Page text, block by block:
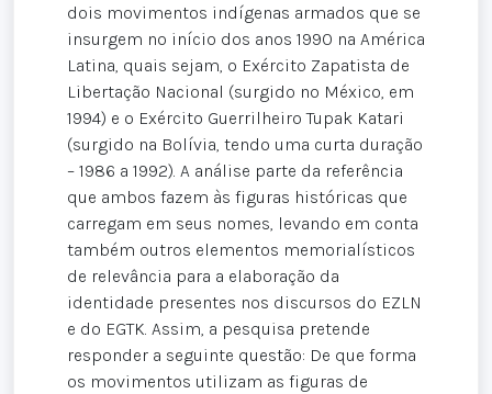
dois movimentos indígenas armados que se
insurgem no início dos anos 1990 na América
Latina, quais sejam, o Exército Zapatista de
Libertação Nacional (surgido no México, em
1994) e o Exército Guerrilheiro Tupak Katari
(surgido na Bolívia, tendo uma curta duração
– 1986 a 1992). A análise parte da referência
que ambos fazem às figuras históricas que
carregam em seus nomes, levando em conta
também outros elementos memorialísticos
de relevância para a elaboração da
identidade presentes nos discursos do EZLN
e do EGTK. Assim, a pesquisa pretende
responder a seguinte questão: De que forma
os movimentos utilizam as figuras de